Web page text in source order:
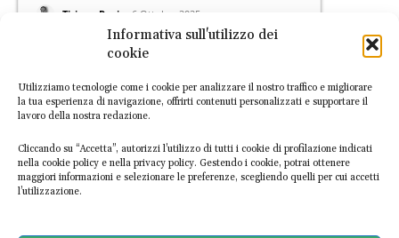
Informativa sull'utilizzo dei
cookie
Utilizziamo tecnologie come i cookie per analizzare il nostro traffico e migliorare
la tua esperienza di navigazione, offrirti contenuti personalizzati e supportare il
lavoro della nostra redazione.
Cliccando su “Accetta”, autorizzi l’utilizzo di tutti i cookie di profilazione indicati
nella cookie policy e nella privacy policy. Gestendo i cookie, potrai ottenere
maggiori informazioni e selezionare le preferenze, scegliendo quelli per cui accetti
l’utilizzazione.
Tiziano Rugi 6 Ottobre 2025
PRIMO PIANO
studio rivela il loro ruolo